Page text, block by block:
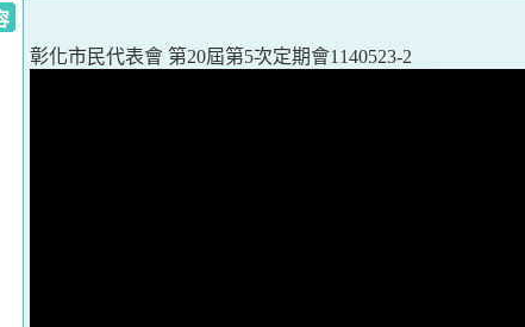
彰化市民代表會 第20屆第5次定期會1140523-2